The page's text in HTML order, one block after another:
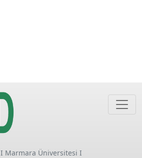
I Marmara Üniversitesi I